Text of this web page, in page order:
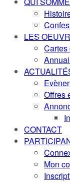
LES
Cartes
Offres
CONTACT
Mon